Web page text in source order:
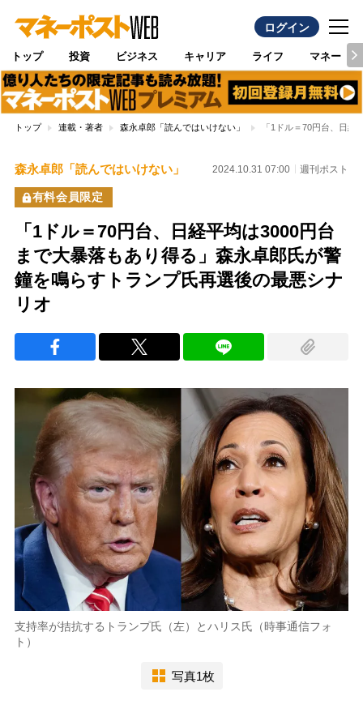
ログイン
トップ 投資 ビジネス キャリア ライフ マネー
トップ 連載・著者 森永卓郎「読んではいけない」 「1ドル＝70円台、日
森永卓郎「読んではいけない」 2024.10.31 07:00 週刊ポスト
有料会員限定
「1ドル＝70円台、日経平均は3000円台
まで大暴落もあり得る」森永卓郎氏が警
鐘を鳴らすトランプ氏再選後の最悪シナ
リオ
支持率が拮抗するトランプ氏（左）とハリス氏（時事通信フォ
ト）
写真1枚